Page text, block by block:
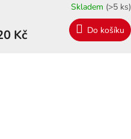
Skladem (>5 ks)
Kč Do košíku